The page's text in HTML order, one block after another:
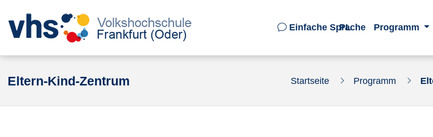
Einfache Sprache
PL Programm
Eltern-Kind-Zentrum Startseite Programm